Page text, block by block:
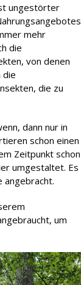
ungestörter
mehr
die
von denen
die
die zu
dann nur in
schon einen
Zeitpunkt schon
umgestaltet. Es
angebracht.
um